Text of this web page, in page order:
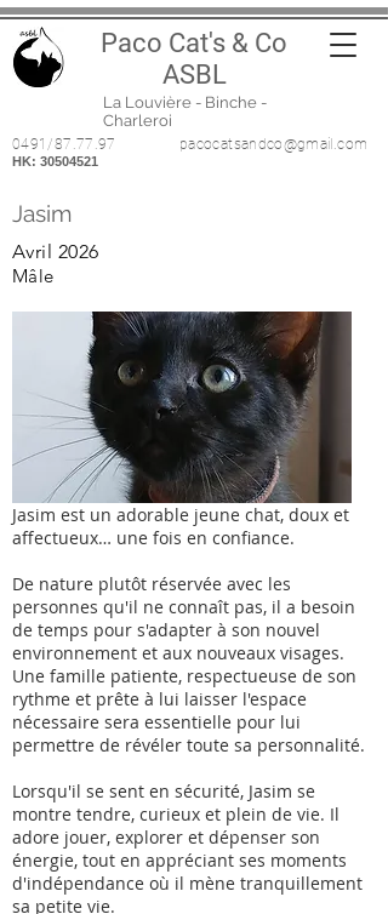
Paco Cat's & Co
ASBL
0491/87.77.97
HK: 30504521
pacocatsandco@gmail.com
La Louvière - Binche -
Charleroi
Jasim
Avril 2026
Mâle
Jasim est un adorable jeune chat, doux et
affectueux… une fois en confiance.
De nature plutôt réservée avec les
personnes qu'il ne connaît pas, il a besoin
de temps pour s'adapter à son nouvel
environnement et aux nouveaux visages.
Une famille patiente, respectueuse de son
rythme et prête à lui laisser l'espace
nécessaire sera essentielle pour lui
permettre de révéler toute sa personnalité.
Lorsqu'il se sent en sécurité, Jasim se
montre tendre, curieux et plein de vie. Il
adore jouer, explorer et dépenser son
énergie, tout en appréciant ses moments
d'indépendance où il mène tranquillement
sa petite vie.